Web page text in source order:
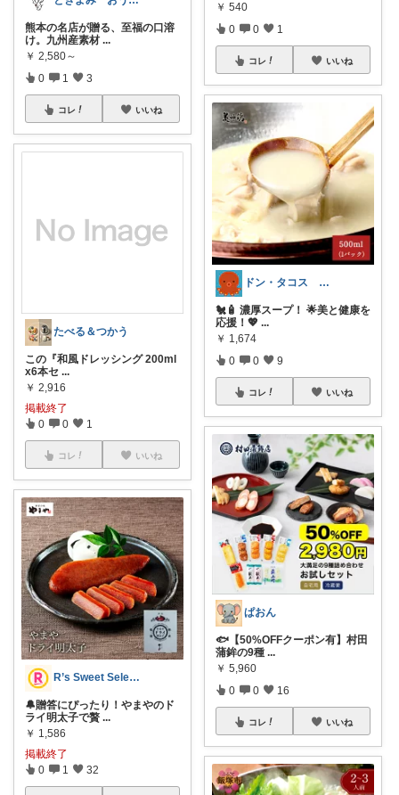
熊本の名店が贈る、至福の口溶
け。九州産素材 ...
￥ 2,580～
0 1 3
コレ いいね
たべる＆つかう
この『和風ドレッシング 200ml
x6本セ ...
￥ 2,916
掲載終了
0 0 1
コレ いいね
R’s Sweet Select💗🍮
🔔贈答にぴったり！やまやのド
ライ明太子で贅 ...
￥ 1,586
掲載終了
0 1 32
￥ 540
0 0 1
コレ いいね
ドン・タコス 防災⚠️生活雑貨アウトドア
🐔🧴 濃厚スープ！ 🌟美と健康を
応援！💖 ...
￥ 1,674
0 0 9
コレ いいね
ぱおん
🐟【50%OFFクーポン有】村田
蒲鉾の9種 ...
￥ 5,960
0 0 16
コレ いいね